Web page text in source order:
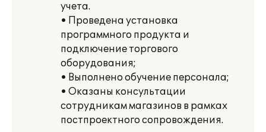
учета.
• Проведена установка
программного продукта и
подключение торгового
оборудования;
• Выполнено обучение персонала;
• Оказаны консультации
сотрудникам магазинов в рамках
постпроектного сопровождения.